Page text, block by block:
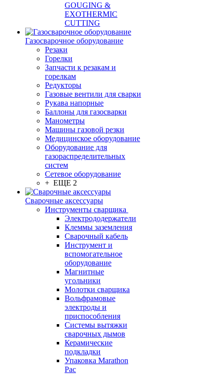
GOUGING &
EXOTHERMIC
CUTTING
Газосварочное оборудование
Резаки
Горелки
Запчасти к резакам и
горелкам
Редукторы
Газовые вентили для сварки
Рукава напорные
Баллоны для газосварки
Манометры
Машины газовой резки
Медицинское оборудование
Оборудование для
газораспределительных
систем
Сетевое оборудование
+ ЕЩЕ 2
Сварочные аксессуары
Инструменты сварщика
Электрододержатели
Клеммы заземления
Сварочный кабель
Инструмент и
вспомогательное
оборудование
Магнитные
угольники
Молотки сварщика
Вольфрамовые
электроды и
приспособления
Системы вытяжки
сварочных дымов
Керамические
подкладки
Упаковка Marathon
Pac